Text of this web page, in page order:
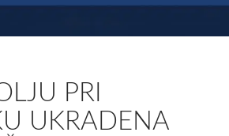
PRI
UKRADENA